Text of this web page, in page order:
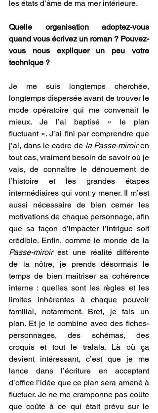
les états d’âme de ma mer intérieure.
Quelle organisation adoptez-vous
quand vous écrivez un roman ? Pouvez-
vous nous expliquer un peu votre
technique ?
Je me suis longtemps cherchée,
longtemps dispersée avant de trouver le
mode opératoire qui me convenait le
mieux. Je l’ai baptisé « le plan
fluctuant ». J’ai fini par comprendre que
j’ai, dans le cadre de la Passe-miroir en
tout cas, vraiment besoin de savoir où je
vais, de connaître le dénouement de
l’histoire et les grandes étapes
intermédiaires qui vont y mener. Il m’est
aussi nécessaire de bien cerner les
motivations de chaque personnage, afin
que sa façon d’impacter l’intrigue soit
Passe-miroir est une réalité différente
de la nôtre, je prends désormais le
temps de bien maîtriser sa cohérence
interne : quelles sont les règles et les
limites inhérentes à chaque pouvoir
familial, notamment. Bref, je fais un
plan. Et je le combine avec des fiches-
personnages, des schémas, des
croquis et tout le tralala. Là où ça
devient intéressant, c’est que je me
lance dans l’écriture en acceptant
d’office l’idée que ce plan sera amené à
fluctuer. Je ne me cramponne pas coûte
que coûte à ce qui était prévu sur le